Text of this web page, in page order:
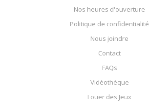
Nos heures d'ouverture
Politique de confidentialité
Nous joindre
Contact
FAQs
Vidéothèque
Louer des Jeux